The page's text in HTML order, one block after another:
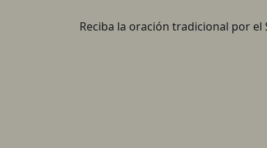
Reciba la oración tradicional por